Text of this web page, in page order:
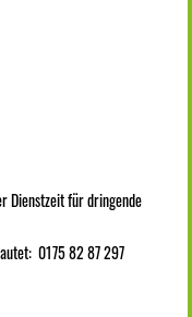
Dienstzeit für dringende
0175 82 87 297